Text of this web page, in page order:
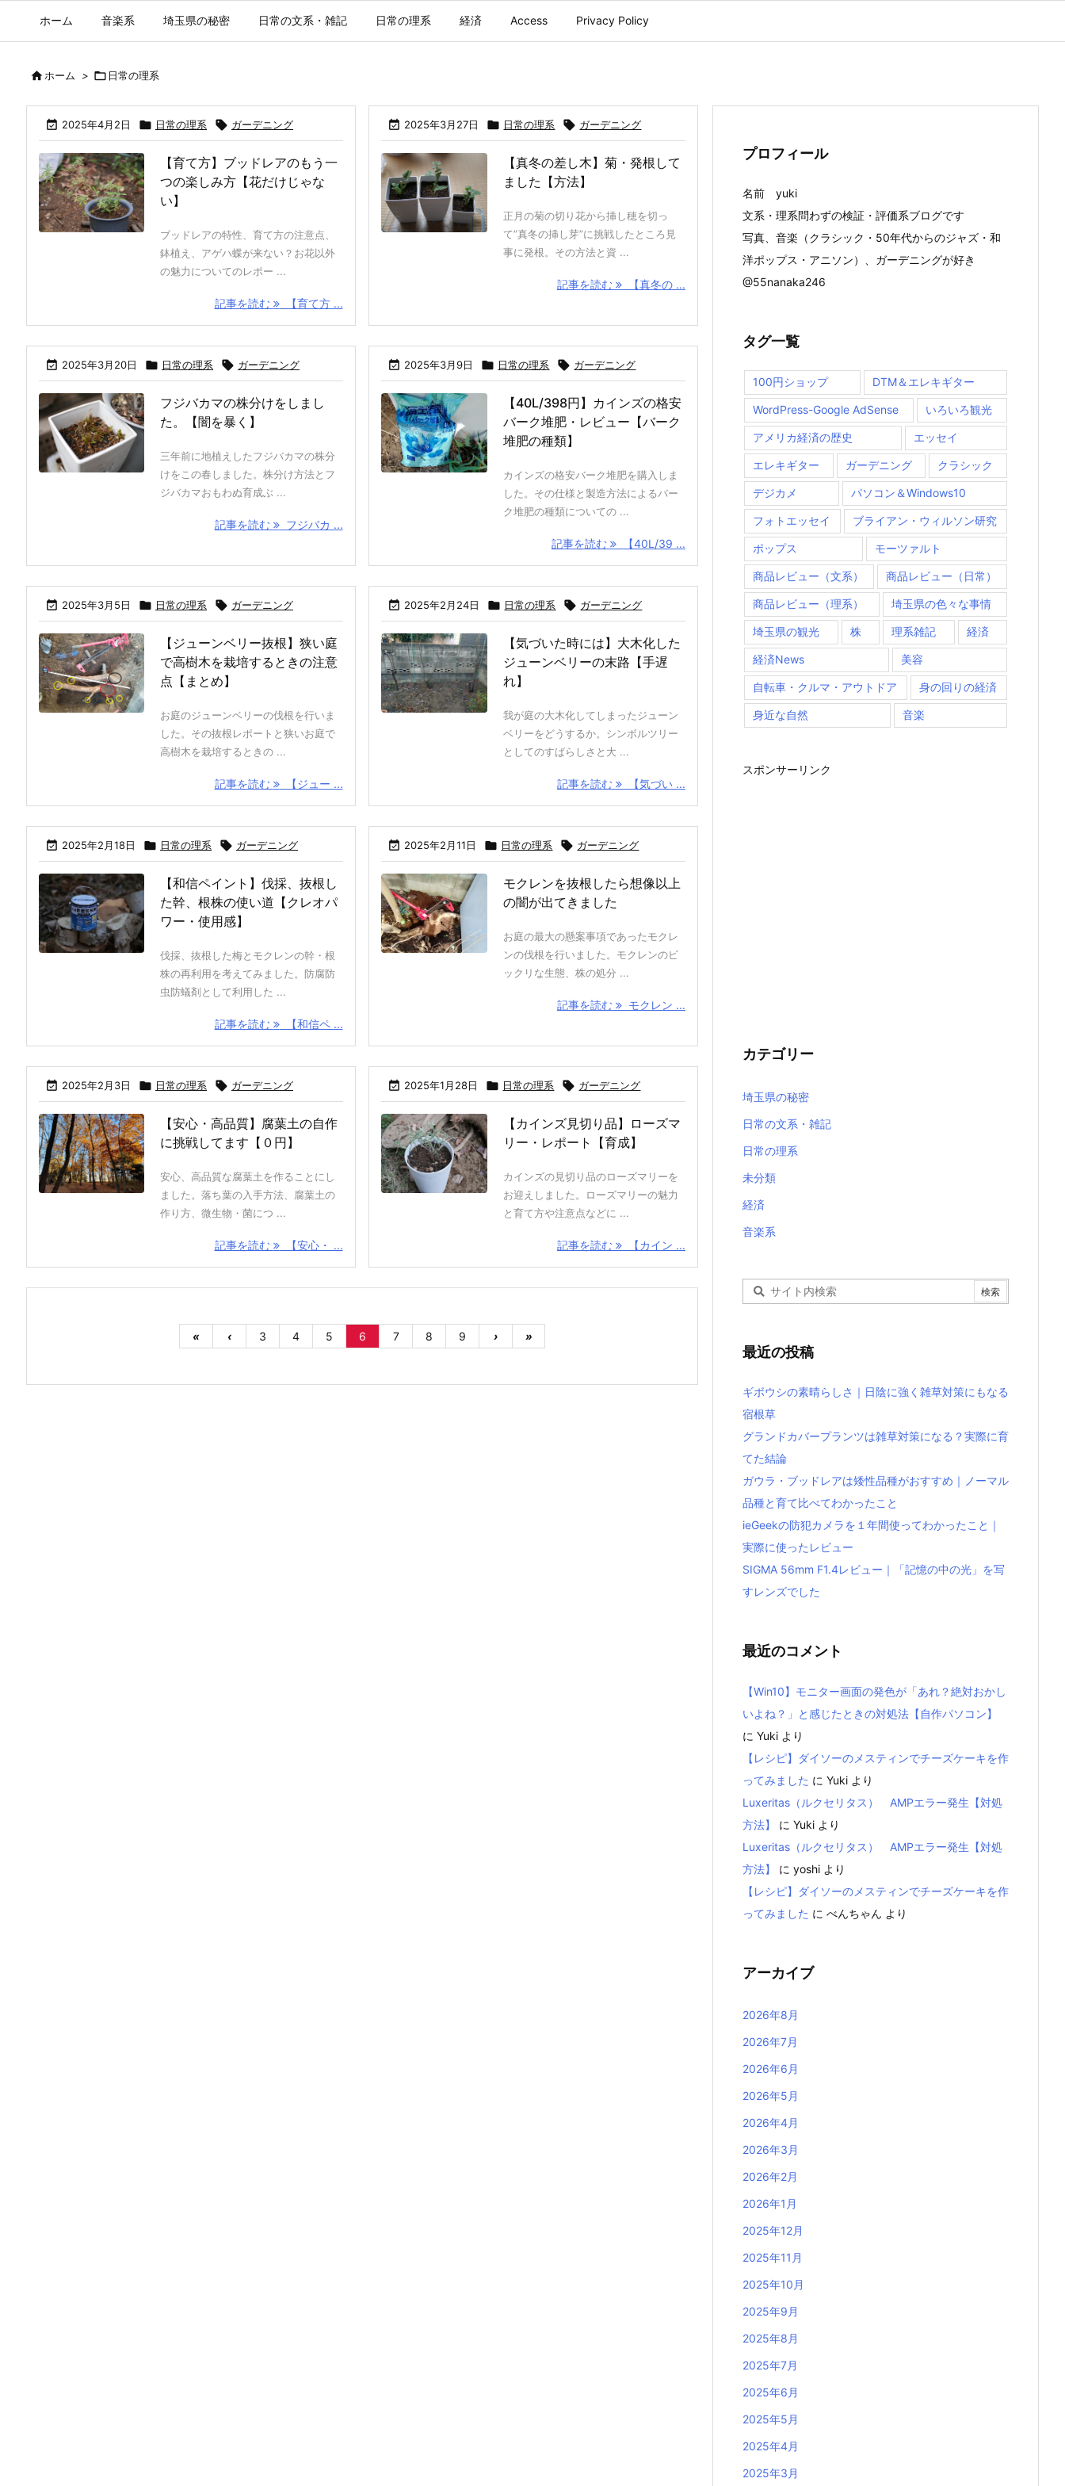
ホーム 音楽系 埼玉県の秘密 日常の文系・雑記 日常の理系 経済 Access Privacy Policy
ホーム >  日常の理系
 2025年4月2日  日常の理系  ガーデニング
【育て方】ブッドレアのもう一
つの楽しみ方【花だけじゃな
い】
ブッドレアの特性、育て方の注意点、
鉢植え、アゲハ蝶が来ない？お花以外
の魅力についてのレポー ...
記事を読む 【育て方 ...
 2025年3月27日  日常の理系  ガーデニング
【真冬の差し木】菊・発根して
ました【方法】
正月の菊の切り花から挿し穂を切っ
て”真冬の挿し芽”に挑戦したところ見
事に発根。その方法と資 ...
記事を読む 【真冬の ...
 2025年3月20日  日常の理系  ガーデニング
フジバカマの株分けをしまし
た。【闇を暴く】
三年前に地植えしたフジバカマの株分
けをこの春しました。株分け方法とフ
ジバカマおもわぬ育成ぶ ...
記事を読む フジバカ ...
 2025年3月9日  日常の理系  ガーデニング
【40L/398円】カインズの格安
バーク堆肥・レビュー【バーク
堆肥の種類】
カインズの格安バーク堆肥を購入しま
した。その仕様と製造方法によるバー
ク堆肥の種類についての ...
記事を読む 【40L/39 ...
 2025年3月5日  日常の理系  ガーデニング
【ジューンベリー抜根】狭い庭
で高樹木を栽培するときの注意
点【まとめ】
お庭のジューンベリーの伐根を行いま
した。その抜根レポートと狭いお庭で
高樹木を栽培するときの ...
記事を読む 【ジュー ...
 2025年2月24日  日常の理系  ガーデニング
【気づいた時には】大木化した
ジューンベリーの末路【手遅
れ】
我が庭の大木化してしまったジューン
ベリーをどうするか。シンボルツリー
としてのすばらしさと大 ...
記事を読む 【気づい ...
 2025年2月18日  日常の理系  ガーデニング
【和信ペイント】伐採、抜根し
た幹、根株の使い道【クレオパ
ワー・使用感】
伐採、抜根した梅とモクレンの幹・根
株の再利用を考えてみました。防腐防
虫防蟻剤として利用した ...
記事を読む 【和信ペ ...
 2025年2月11日  日常の理系  ガーデニング
モクレンを抜根したら想像以上
の闇が出てきました
お庭の最大の懸案事項であったモクレ
ンの伐根を行いました。モクレンのビ
ックリな生態、株の処分 ...
記事を読む モクレン ...
 2025年2月3日  日常の理系  ガーデニング
【安心・高品質】腐葉土の自作
に挑戦してます【０円】
安心、高品質な腐葉土を作ることにし
ました。落ち葉の入手方法、腐葉土の
作り方、微生物・菌につ ...
記事を読む 【安心・ ...
 2025年1月28日  日常の理系  ガーデニング
【カインズ見切り品】ローズマ
リー・レポート【育成】
カインズの見切り品のローズマリーを
お迎えしました。ローズマリーの魅力
と育て方や注意点などに ...
記事を読む 【カイン ...
« ‹ 3 4 5 6 7 8 9 › »
プロフィール
名前 yuki
文系・理系問わずの検証・評価系ブログです
写真、音楽（クラシック・50年代からのジャズ・和
洋ポップス・アニソン）、ガーデニングが好き
@55nanaka246
タグ一覧
100円ショップ DTM＆エレキギター
WordPress-Google AdSense いろいろ観光
アメリカ経済の歴史 エッセイ
エレキギター ガーデニング クラシック
デジカメ パソコン＆Windows10
フォトエッセイ ブライアン・ウィルソン研究
ポップス モーツァルト
商品レビュー（文系） 商品レビュー（日常）
商品レビュー（理系） 埼玉県の色々な事情
埼玉県の観光 株 理系雑記 経済
経済News 美容
自転車・クルマ・アウトドア 身の回りの経済
身近な自然 音楽
スポンサーリンク
カテゴリー
埼玉県の秘密
日常の文系・雑記
日常の理系
未分類
経済
音楽系
最近の投稿
ギボウシの素晴らしさ｜日陰に強く雑草対策にもなる
宿根草
グランドカバープランツは雑草対策になる？実際に育
てた結論
ガウラ・ブッドレアは矮性品種がおすすめ｜ノーマル
品種と育て比べてわかったこと
ieGeekの防犯カメラを１年間使ってわかったこと｜
実際に使ったレビュー
SIGMA 56mm F1.4レビュー｜「記憶の中の光」を写
すレンズでした
最近のコメント
【Win10】モニター画面の発色が「あれ？絶対おかし
いよね？」と感じたときの対処法【自作パソコン】
に Yuki より
【レシピ】ダイソーのメスティンでチーズケーキを作
ってみました に Yuki より
Luxeritas（ルクセリタス） AMPエラー発生【対処
方法】
に Yuki より
Luxeritas（ルクセリタス） AMPエラー発生【対処
方法】
に yoshi より
【レシピ】ダイソーのメスティンでチーズケーキを作
ってみました に べんちゃん より
アーカイブ
2026年8月
2026年7月
2026年6月
2026年5月
2026年4月
2026年3月
2026年2月
2026年1月
2025年12月
2025年11月
2025年10月
2025年9月
2025年8月
2025年7月
2025年6月
2025年5月
2025年4月
2025年3月